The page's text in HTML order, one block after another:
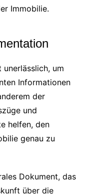
Immobilie.
um
Informationen
der
und
helfen, den
genau zu
Dokument, das
über die